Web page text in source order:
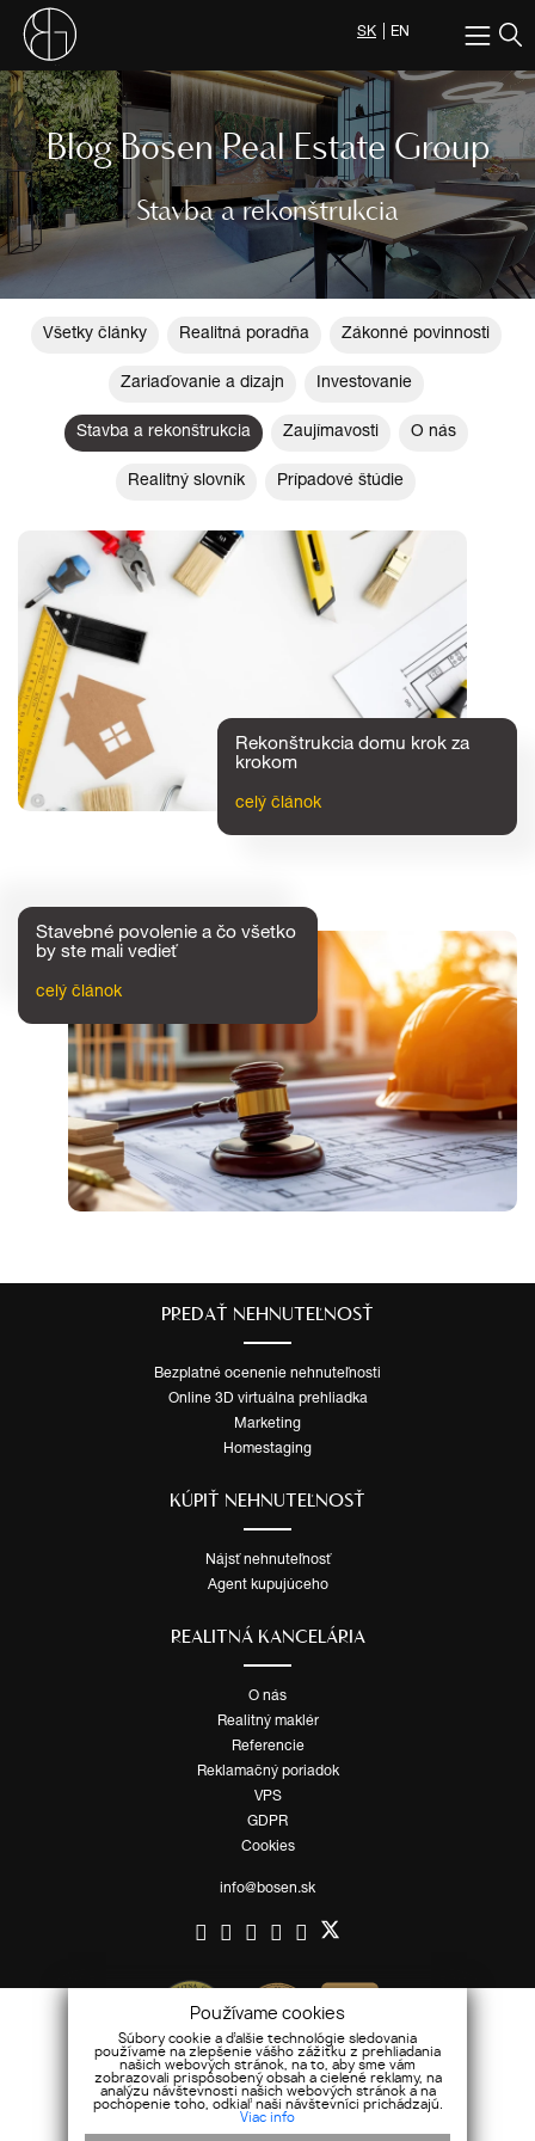
Používame cookies
Súbory cookie a ďalšie technológie sledovania
používame na zlepšenie vášho zážitku z prehliadania
našich webových stránok, na to, aby sme vám
zobrazovali prispôsobený obsah a cielené reklamy, na
analýzu návštevnosti našich webových stránok a na
pochopenie toho, odkiaľ naši návštevníci prichádzajú.
Viac info
SK EN
Blog Bosen Real Estate Group
Stavba a rekonštrukcia
Všetky články Realitná poradňa Zákonné povinnosti
Zariaďovanie a dizajn Investovanie
Stavba a rekonštrukcia Zaujímavosti O nás
Realitný slovník Prípadové štúdie
Rekonštrukcia domu krok za
krokom
celý článok
Stavebné povolenie a čo všetko
by ste mali vedieť
celý článok
PREDAŤ NEHNUTEĽNOSŤ
Bezplatné ocenenie nehnuteľnosti
Online 3D virtuálna prehliadka
Marketing
Homestaging
KÚPIŤ NEHNUTEĽNOSŤ
Nájsť nehnuteľnosť
Agent kupujúceho
REALITNÁ KANCELÁRIA
O nás
Realitný maklér
Referencie
Reklamačný poriadok
VPS
GDPR
Cookies
info@bosen.sk